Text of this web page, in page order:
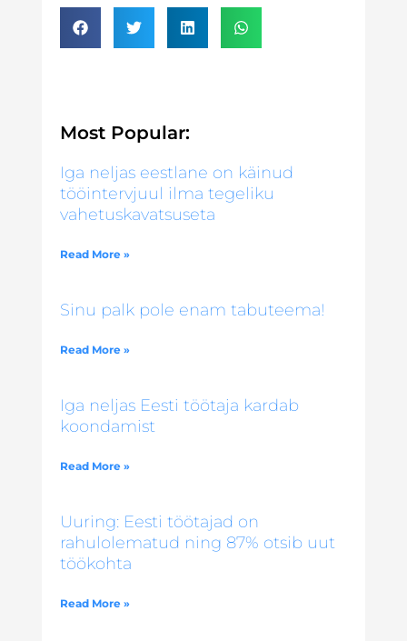
Most Popular:
Iga neljas eestlane on käinud
tööintervjuul ilma tegeliku
vahetuskavatsuseta
Read More »
Sinu palk pole enam tabuteema!
Read More »
Iga neljas Eesti töötaja kardab
koondamist
Read More »
Uuring: Eesti töötajad on
rahulolematud ning 87% otsib uut
töökohta
Read More »